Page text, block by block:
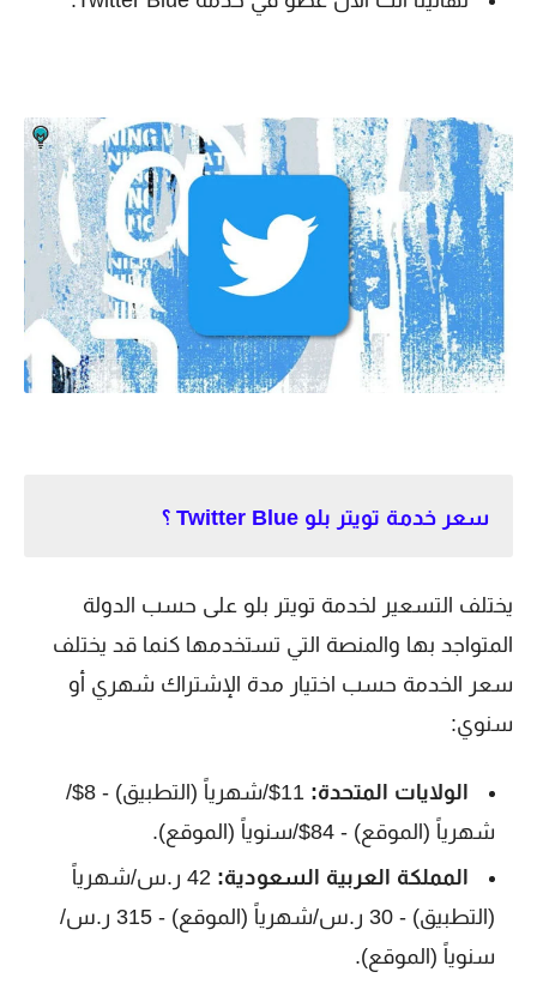
سعر خدمة تويتر بلو Twitter Blue ؟
يختلف التسعير لخدمة تويتر بلو على حسب الدولة
المتواجد بها والمنصة التي تستخدمها كنما قد يختلف
سعر الخدمة حسب اختيار مدة الإشتراك شهري أو
سنوي:
الولايات المتحدة:
11$/شهرياً (التطبيق) - 8$/
شهرياً (الموقع) - 84$/سنوياً (الموقع).
المملكة العربية السعودية:
42 ر.س/شهرياً
(التطبيق) - 30 ر.س/شهرياً (الموقع) - 315 ر.س/
سنوياً (الموقع).